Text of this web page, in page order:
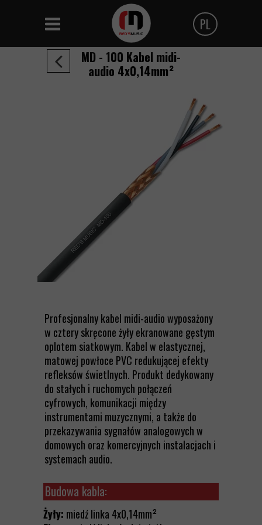
PL
Polski
Profesjonalny kabel midi-audio wyposażony
w cztery skręcone żyły ekranowane gęstym
oplotem siatkowym. Kabel w elastycznej,
matowej powłoce PVC redukującej efekty
refleksów świetlnych. Produkt dedykowany
do stałych i ruchomych połączeń
cyfrowych, komunikacji między
instrumentami muzycznymi, a także do
przekazywania sygnałów analogowych w
domowych oraz komercyjnych instalacjach i
systemach audio.
Budowa kabla:
Żyły: miedź linka 4x0,14mm²
MD - 100 Kabel midi-
audio 4x0,14mm²